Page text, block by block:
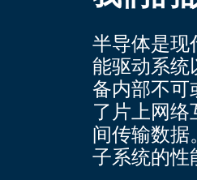
半导体是现
能驱动系统
备内部不可
了片上网络
间传输数据
子系统的性